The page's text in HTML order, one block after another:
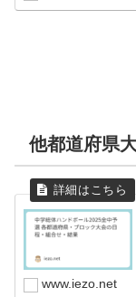
他都道府県
www.iezo.net